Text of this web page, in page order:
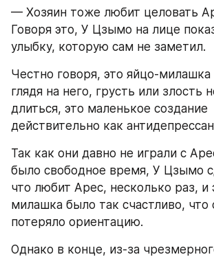
— Хозяин тоже любит целовать
Говоря это, У Цзымо на лице
улыбку, которую сам не заметил.
Честно говоря, это яйцо-
глядя на него, грусть или злость
длиться, это маленькое создание
действительно как
Так как они давно не играли с
было свободное время, У Цзымо
что любит Арес, несколько раз, и
милашка было так счастливо, что
потеряло ориентацию.
Однако в конце, из-за